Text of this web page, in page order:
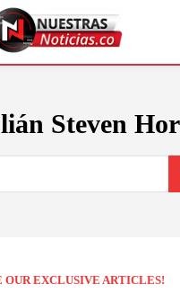
Steven
OUR EXCLUSIVE ARTICLES!